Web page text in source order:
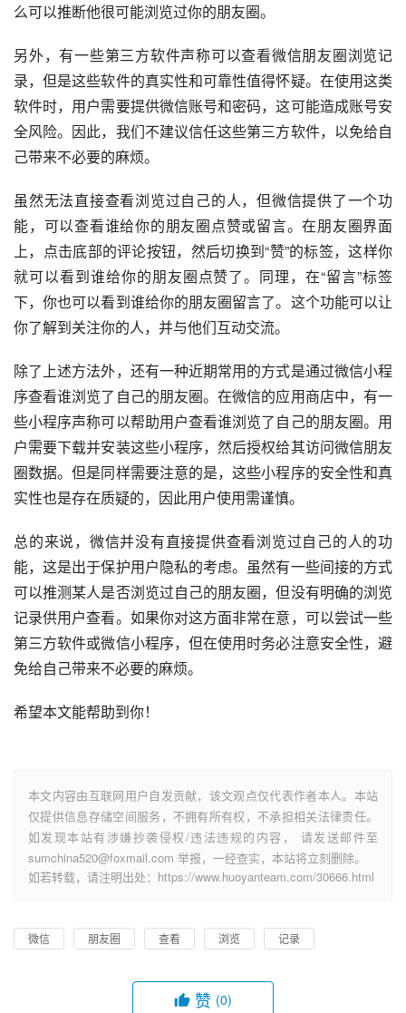
么可以推断他很可能浏览过你的朋友圈。
另外，有一些第三方软件声称可以查看微信朋友圈浏览记
录，但是这些软件的真实性和可靠性值得怀疑。在使用这类
软件时，用户需要提供微信账号和密码，这可能造成账号安
全风险。因此，我们不建议信任这些第三方软件，以免给自
己带来不必要的麻烦。
虽然无法直接查看浏览过自己的人，但微信提供了一个功
能，可以查看谁给你的朋友圈点赞或留言。在朋友圈界面
上，点击底部的评论按钮，然后切换到“赞”的标签，这样你
就可以看到谁给你的朋友圈点赞了。同理，在“留言”标签
下，你也可以看到谁给你的朋友圈留言了。这个功能可以让
你了解到关注你的人，并与他们互动交流。
除了上述方法外，还有一种近期常用的方式是通过微信小程
序查看谁浏览了自己的朋友圈。在微信的应用商店中，有一
些小程序声称可以帮助用户查看谁浏览了自己的朋友圈。用
户需要下载并安装这些小程序，然后授权给其访问微信朋友
圈数据。但是同样需要注意的是，这些小程序的安全性和真
实性也是存在质疑的，因此用户使用需谨慎。
总的来说，微信并没有直接提供查看浏览过自己的人的功
能，这是出于保护用户隐私的考虑。虽然有一些间接的方式
可以推测某人是否浏览过自己的朋友圈，但没有明确的浏览
记录供用户查看。如果你对这方面非常在意，可以尝试一些
第三方软件或微信小程序，但在使用时务必注意安全性，避
免给自己带来不必要的麻烦。
希望本文能帮助到你！
本文内容由互联网用户自发贡献，该文观点仅代表作者本人。本站
仅提供信息存储空间服务，不拥有所有权，不承担相关法律责任。
如发现本站有涉嫌抄袭侵权/违法违规的内容， 请发送邮件至
sumchina520@foxmail.com 举报，一经查实，本站将立刻删除。
如若转载，请注明出处：https://www.huoyanteam.com/30666.html
微信 朋友圈 查看 浏览 记录
赞 (0)